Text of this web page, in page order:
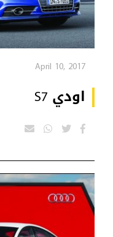
April 10, 2017
اودي S7